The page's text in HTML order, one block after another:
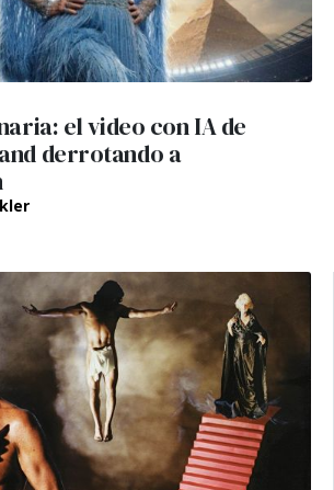
el video con IA de
derrotando a